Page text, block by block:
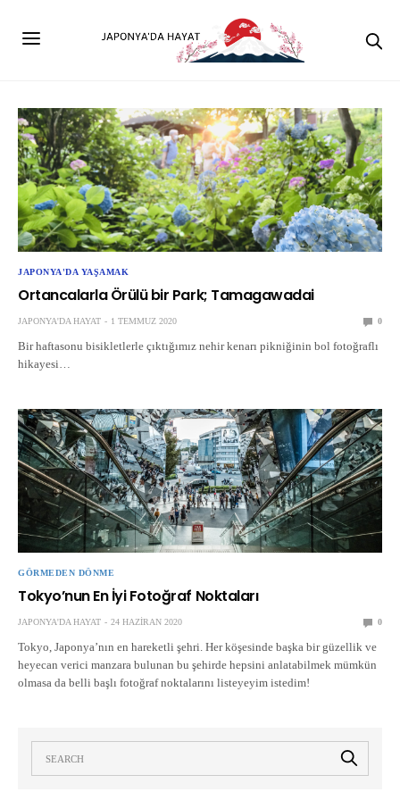
JAPONYA'DA YAŞAMAK
Ortancalarla Örülü bir Park; Tamagawadai
JAPONYA'DA HAYAT 1 TEMMUZ 2020 0
Bir haftasonu bisikletlerle çıktığımız nehir kenarı pikniğinin bol fotoğraflı
hikayesi…
GÖRMEDEN DÖNME
Tokyo’nun En İyi Fotoğraf Noktaları
JAPONYA'DA HAYAT 24 HAZIRAN 2020 0
Tokyo, Japonya’nın en hareketli şehri. Her köşesinde başka bir güzellik ve
heyecan verici manzara bulunan bu şehirde hepsini anlatabilmek mümkün
olmasa da belli başlı fotoğraf noktalarını listeyeyim istedim!